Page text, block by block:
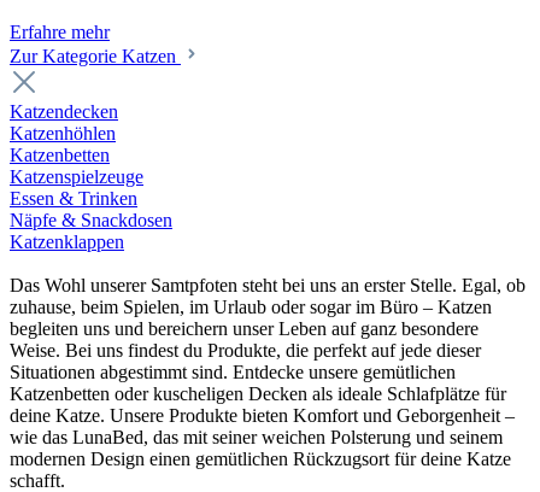
Erfahre mehr
Zur Kategorie Katzen
Katzendecken
Katzenhöhlen
Katzenbetten
Katzenspielzeuge
Essen & Trinken
Näpfe & Snackdosen
Katzenklappen
Das Wohl unserer Samtpfoten steht bei uns an erster Stelle. Egal, ob
zuhause, beim Spielen, im Urlaub oder sogar im Büro – Katzen
begleiten uns und bereichern unser Leben auf ganz besondere
Weise. Bei uns findest du Produkte, die perfekt auf jede dieser
Situationen abgestimmt sind. Entdecke unsere gemütlichen
Katzenbetten oder kuscheligen Decken als ideale Schlafplätze für
deine Katze. Unsere Produkte bieten Komfort und Geborgenheit –
wie das LunaBed, das mit seiner weichen Polsterung und seinem
modernen Design einen gemütlichen Rückzugsort für deine Katze
schafft.